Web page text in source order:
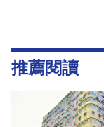
推薦閱讀